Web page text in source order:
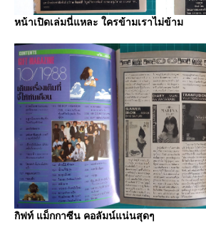
หน้าเปิดเล่มนี่แหละ ใครข้ามเราไม่ข้าม
กิฟท์ แม็กกาซีน คอลัมน์แน่นสุดๆ